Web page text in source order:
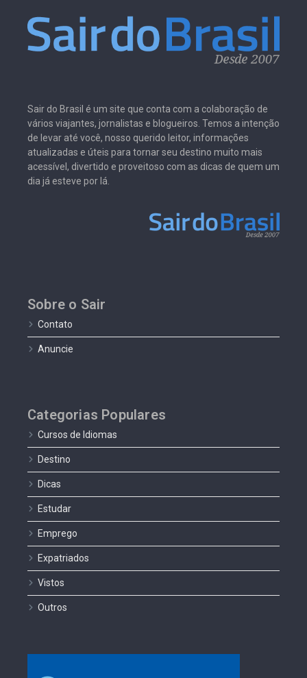
Sair do Brasil é um site que conta com a colaboração de
vários viajantes, jornalistas e blogueiros. Temos a intenção
de levar até você, nosso querido leitor, informações
atualizadas e úteis para tornar seu destino muito mais
acessível, divertido e proveitoso com as dicas de quem um
dia já esteve por lá.
Sobre o Sair
Contato
Anuncie
Categorias Populares
Cursos de Idiomas
Destino
Dicas
Estudar
Emprego
Expatriados
Vistos
Outros